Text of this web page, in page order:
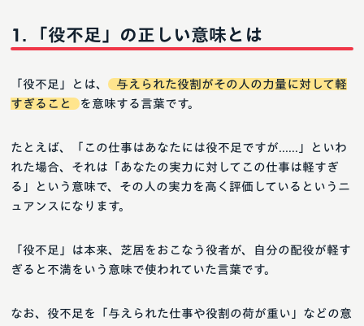
「役不足」の正しい意味とは
「役不足」とは、
与えられた役割がその人の力量に対して軽
すぎること
を意味する言葉です。
たとえば、「この仕事はあなたには役不足ですが......」といわ
れた場合、それは「あなたの実力に対してこの仕事は軽すぎ
る」という意味で、その人の実力を高く評価しているというニ
ュアンスになります。
「役不足」は本来、芝居をおこなう役者が、自分の配役が軽す
ぎると不満をいう意味で使われていた言葉です。
なお、役不足を「与えられた仕事や役割の荷が重い」などの意